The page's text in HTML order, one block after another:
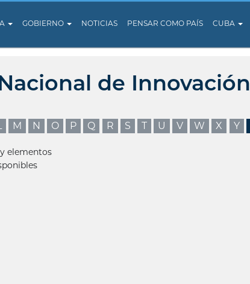
GOBIERNO NOTICIAS PENSAR COMO PAÍS CUBA
de Innovación
M N O P Q R S T U V W X Y
elementos